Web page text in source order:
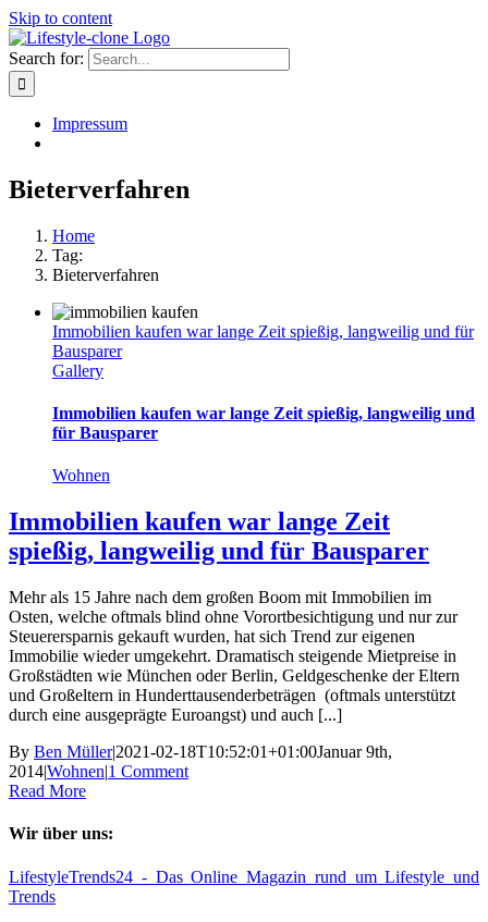
Skip to content
Search for:
Impressum
Bieterverfahren
Home
Tag:
Bieterverfahren
Immobilien kaufen war lange Zeit spießig, langweilig und für
Bausparer
Gallery
Immobilien kaufen war lange Zeit spießig, langweilig und
für Bausparer
Wohnen
Immobilien kaufen war lange Zeit
spießig, langweilig und für Bausparer
Mehr als 15 Jahre nach dem großen Boom mit Immobilien im
Osten, welche oftmals blind ohne Vorortbesichtigung und nur zur
Steuerersparnis gekauft wurden, hat sich Trend zur eigenen
Immobilie wieder umgekehrt. Dramatisch steigende Mietpreise in
Großstädten wie München oder Berlin, Geldgeschenke der Eltern
und Großeltern in Hunderttausenderbeträgen (oftmals unterstützt
durch eine ausgeprägte Euroangst) und auch [...]
By Ben Müller|2021-02-18T10:52:01+01:00Januar 9th,
2014|Wohnen|1 Comment
Read More
Wir über uns:
LifestyleTrends24 - Das Online Magazin rund um Lifestyle und
Trends